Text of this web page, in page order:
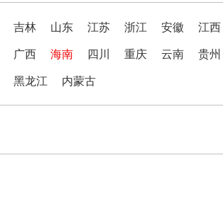
吉林 山东 江苏 浙江 安徽
江西
广西 海南 四川 重庆 云南
贵州
黑龙江 内蒙古